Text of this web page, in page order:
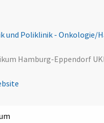
und Poliklinik - Onkologie/
Hamburg-Eppendorf